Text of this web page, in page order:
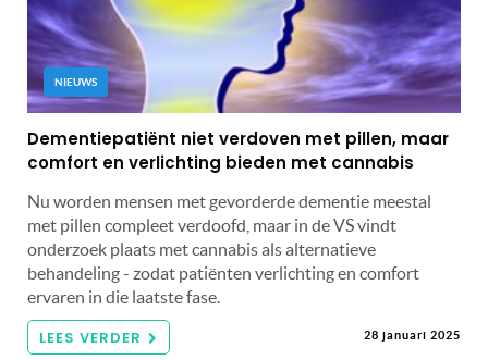
NIEUWS
Dementiepatiënt niet verdoven met pillen, maar
comfort en verlichting bieden met cannabis
Nu worden mensen met gevorderde dementie meestal
met pillen compleet verdoofd, maar in de VS vindt
onderzoek plaats met cannabis als alternatieve
behandeling - zodat patiënten verlichting en comfort
ervaren in die laatste fase.
LEES VERDER 28 januari 2025